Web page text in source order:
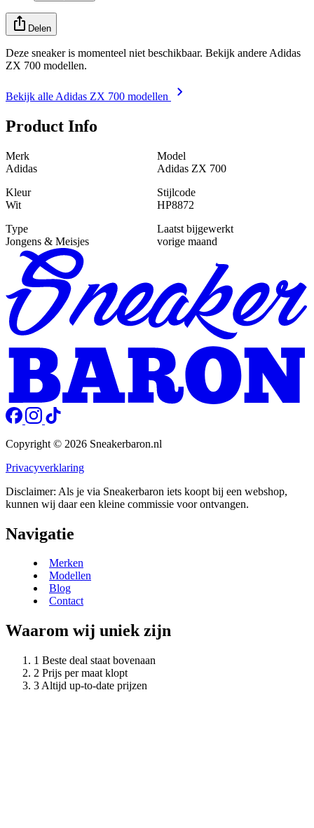
Delen
Deze sneaker is momenteel niet beschikbaar. Bekijk andere Adidas
ZX 700 modellen.
Bekijk alle Adidas ZX 700 modellen
Product Info
Merk
Adidas
Model
Adidas ZX 700
Kleur
Wit
Stijlcode
HP8872
Type
Jongens & Meisjes
Laatst bijgewerkt
vorige maand
Copyright © 2026 Sneakerbaron.nl
Privacyverklaring
Disclaimer: Als je via Sneakerbaron iets koopt bij een webshop,
kunnen wij daar een kleine commissie voor ontvangen.
Navigatie
Merken
Modellen
Blog
Contact
Waarom wij uniek zijn
Beste deal staat bovenaan
Prijs per maat klopt
Altijd up-to-date prijzen